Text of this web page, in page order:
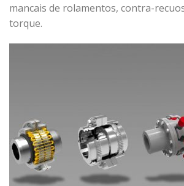
mancais de rolamentos, contra-
torque.